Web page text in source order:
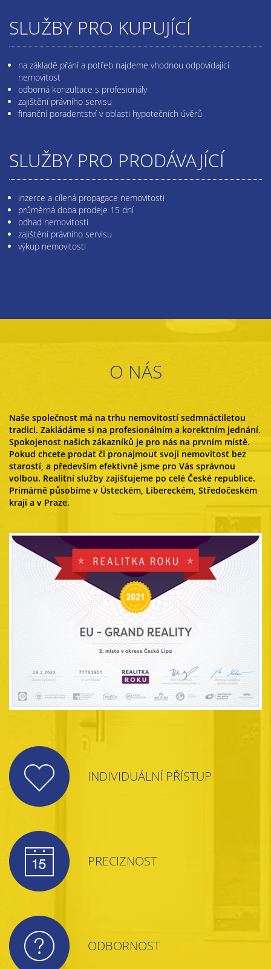
SLUŽBY PRO KUPUJÍCÍ
na základě přání a potřeb najdeme vhodnou odpovídající
nemovitost
odborná konzultace s profesionály
zajištění právního servisu
finanční poradentství v oblasti hypotečních úvěrů
SLUŽBY PRO PRODÁVAJÍCÍ
inzerce a cílená propagace nemovitosti
průměrná doba prodeje 15 dní
odhad nemovitosti
zajištění právního servisu
výkup nemovitosti
O NÁS
Naše společnost má na trhu nemovitostí sedmnáctiletou
tradici. Zakládáme si na profesionálním a korektním jednání.
Spokojenost našich zákazníků je pro nás na prvním místě.
Pokud chcete prodat či pronajmout svoji nemovitost bez
starostí, a především efektivně jsme pro Vás správnou
volbou. Realitní služby zajišťujeme po celé České republice.
Primárně působíme v Ústeckém, Libereckém, Středočeském
kraji a v Praze.
INDIVIDUÁLNÍ PŘÍSTUP
PRECIZNOST
ODBORNOST